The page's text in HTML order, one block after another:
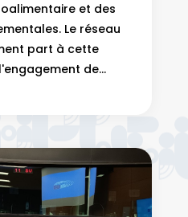
et des
Le réseau
part à cette
de...